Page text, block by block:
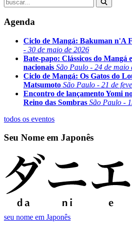
Agenda
Ciclo de Mangá: Bakuman n'A
- 30 de maio de 2026
Bate-papo: Clássicos do Mangá
nacionais São Paulo - 24 de maio
Ciclo de Mangá: Os Gatos do
Matsumoto São Paulo - 21 de
Encontro de lançamento Yomi
Reino das Sombras São Paulo -
todos os eventos
Seu Nome em Japonês
seu nome em Japonês